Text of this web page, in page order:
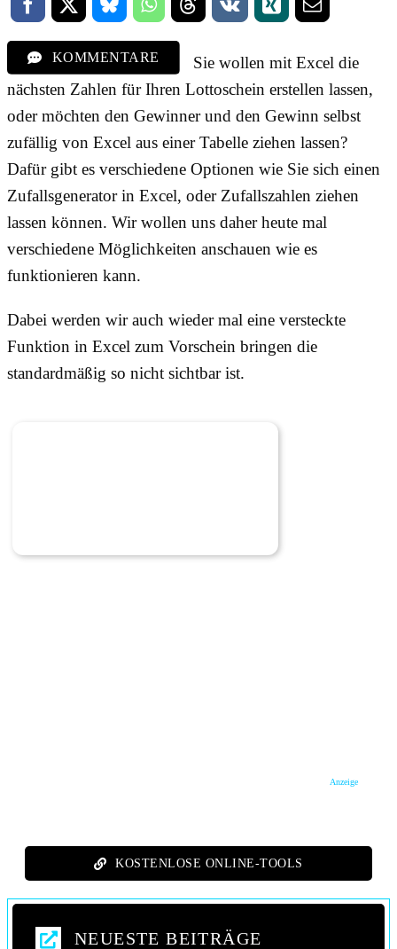
KOMMENTARE
Sie wollen mit Excel die
nächsten Zahlen für Ihren Lottoschein erstellen lassen,
oder möchten den Gewinner und den Gewinn selbst
zufällig von Excel aus einer Tabelle ziehen lassen?
Dafür gibt es verschiedene Optionen wie Sie sich einen
Zufallsgenerator in Excel, oder Zufallszahlen ziehen
lassen können. Wir wollen uns daher heute mal
verschiedene Möglichkeiten anschauen wie es
funktionieren kann.
Dabei werden wir auch wieder mal eine versteckte
Funktion in Excel zum Vorschein bringen die
standardmäßig so nicht sichtbar ist.
Anzeige
KOSTENLOSE ONLINE-TOOLS
NEUESTE BEITRÄGE